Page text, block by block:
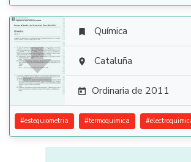

 Química
 Cataluña
 Ordinaria de 2011
#estequiometria #termoquimica #